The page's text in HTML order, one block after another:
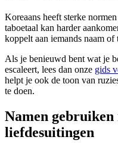
Koreaans heeft sterke
taboetaal kan harder
koppelt aan iemands naam of
Als je benieuwd bent wat je
escaleert, lees dan onze gids
helpt je ook de toon van
te doen.
Namen gebruiken
liefdesuitingen